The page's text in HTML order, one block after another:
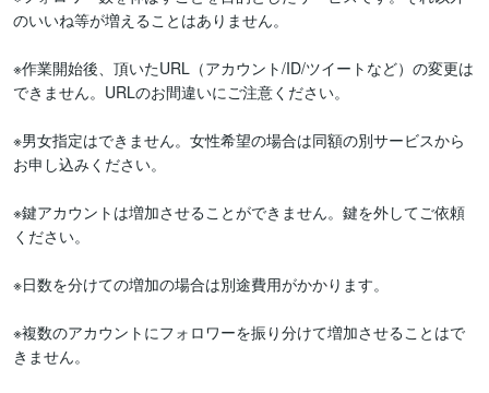
のいいね等が増えることはありません。
※作業開始後、頂いたURL（アカウント/ID/ツイートなど）の変更は
できません。URLのお間違いにご注意ください。
※男女指定はできません。女性希望の場合は同額の別サービスから
お申し込みください。
※鍵アカウントは増加させることができません。鍵を外してご依頼
ください。
※日数を分けての増加の場合は別途費用がかかります。
※複数のアカウントにフォロワーを振り分けて増加させることはで
きません。